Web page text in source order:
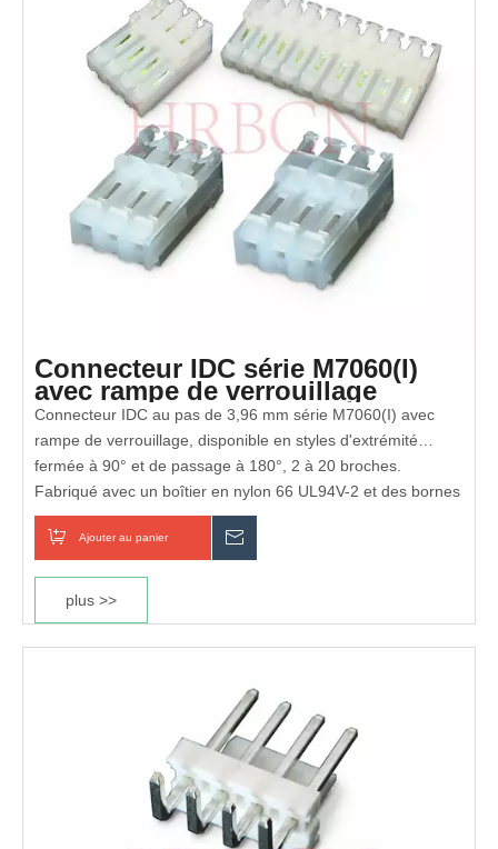
Connecteur IDC série M7060(I)
avec rampe de verrouillage
Connecteur IDC au pas de 3,96 mm série M7060(I) avec
rampe de verrouillage, disponible en styles d'extrémité
fermée à 90° et de passage à 180°, 2 à 20 broches.
Fabriqué avec un boîtier en nylon 66 UL94V-2 et des bornes
en laiton (plaquées étain/or). Idéal pour la connexion fil à fil
et fil à carte pour les appareils électroménagers et
Entièrement conforme RoHS et REACH
Ajouter au panier
plus >>